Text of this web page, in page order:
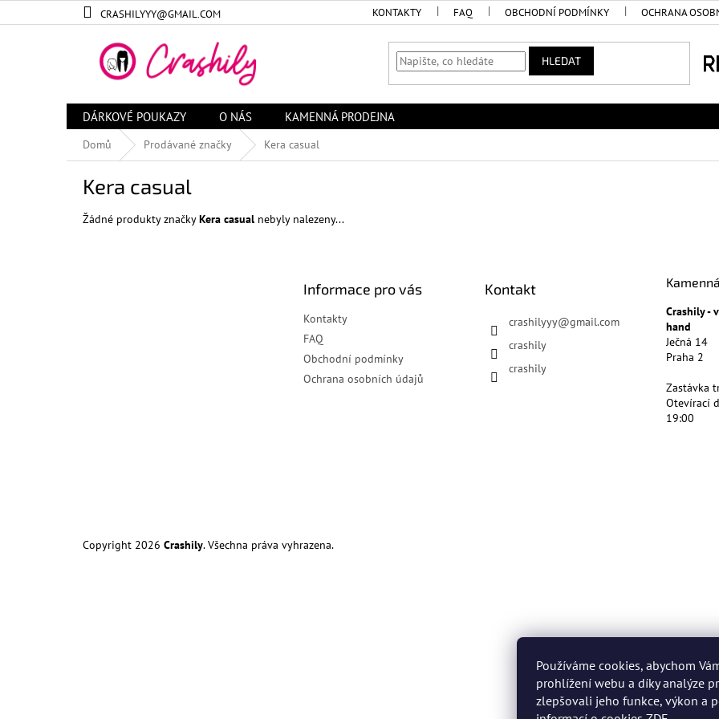
Používáme cookies, abychom
prohlížení webu a díky analýze
zlepšovali jeho funkce, výkon a
na
CRASHILYYY@GMAIL.COM KONTAKTY FAQ OBCHODNÍ PODMÍNKY OCHRANA
HLEDAT
DÁRKOVÉ POUKAZY O NÁS KAMENNÁ PRODEJNA
Domů Prodávané značky Kera casual
Kera casual
Žádné produkty značkyKera casual nebyly nalezeny...
Informace pro vás
Kontakty
FAQ
Obchodní podmínky
Ochrana osobních údajů
Kontakt
crashilyyy@gmail.com
crashily
crashily
Crashily -
hand
Ječná 14
Praha 2
Zastávka
Otevírací
19:00
Copyright 2026 Crashily. Všechna práva vyhrazena.